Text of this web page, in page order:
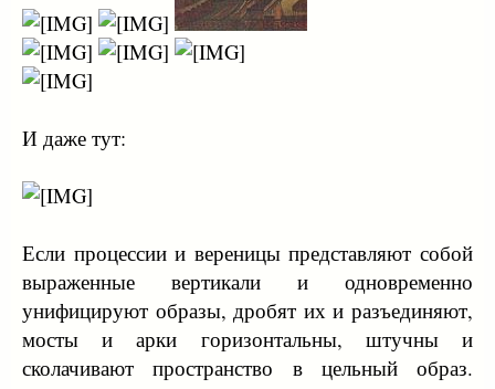
И даже тут:
Если процессии и вереницы представляют собой
выраженные вертикали и одновременно
унифицируют образы, дробят их и разъединяют,
мосты и арки горизонтальны, штучны и
сколачивают пространство в цельный образ.